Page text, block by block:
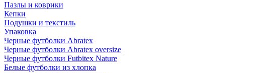
Пазлы и коврики
Кепки
Подушки и текстиль
Упаковка
Черные футболки Abratex
Черные футболки Abratex oversize
Черные футболки Futbitex Nature
Белые футболки из хлопка